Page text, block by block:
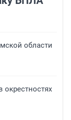
области